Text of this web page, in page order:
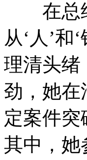
在总结
从‘人’
理清头绪
劲，她在
定案件突
其中，她